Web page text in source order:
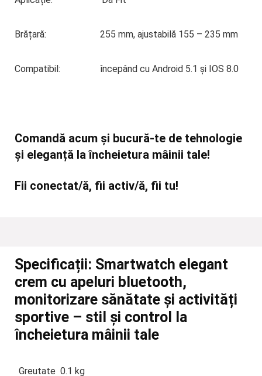
Brățară: 255 mm, ajustabilă 155 – 235 mm
Compatibil: începând cu Android 5.1 și IOS 8.0
Comandă acum și bucură-te de tehnologie
și eleganță la încheietura mâinii tale!
Fii conectat/ă, fii activ/ă, fii tu!
Specificații: Smartwatch elegant
crem cu apeluri bluetooth,
monitorizare sănătate și activități
sportive – stil și control la
încheietura mâinii tale
Greutate 0.1 kg